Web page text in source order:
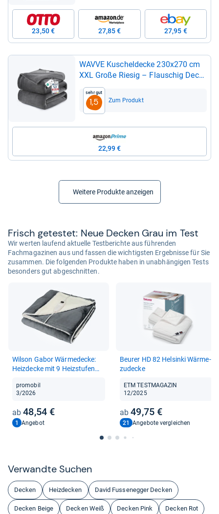
23,50 € 27,85 € 27,95 €
WAVVE Kuschel­de­cke 230x270 cm
XXL Große Rie­sig – Flau­schig Decke
Flee­ce­de­cke, Wohn­de­cke Warm Win­
ter Weich, Sofa­decke Couch­de­cke,
Decke Couch Blan­ket, Sofa­über­wurf
Sehr gut
1,5 Zum Produkt
22,99 €
Weitere Produkte anzeigen
Frisch getes­tet: Neue Decken Grau im Test
Wir werten laufend aktuelle Testberichte aus führenden
Fachmagazinen aus und fassen die wichtigsten Ergebnisse für Sie
zusammen. Die folgenden Produkte haben in unabhängigen Tests
besonders gut abgeschnitten.
Wil­son Gabor Wär­me­de­cke:
Heiz­de­cke mit 9 Heiz­stu­fen
Std., 180x130 cm (Heiz­de­cke
Wär­me­de­cke, Kuschel, Win­ter)
promobil
3/2026
48,54 €
1 Angebot
Beu­rer HD 82 Hel­sinki Wär­me­
zu­de­cke
ETM TESTMAGAZIN
12/2025
49,75 €
21 Angebote vergleichen
Ver­wandte Suchen
Decken Heizdecken David Fussenegger Decken
Decken Beige Decken Weiß Decken Pink Decken Rot